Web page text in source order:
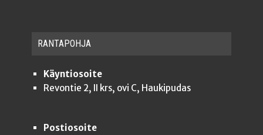
RAN­TA­POH­JA
Käyntiosoite
Revontie 2, II krs, ovi C, Haukipudas
Postiosoite